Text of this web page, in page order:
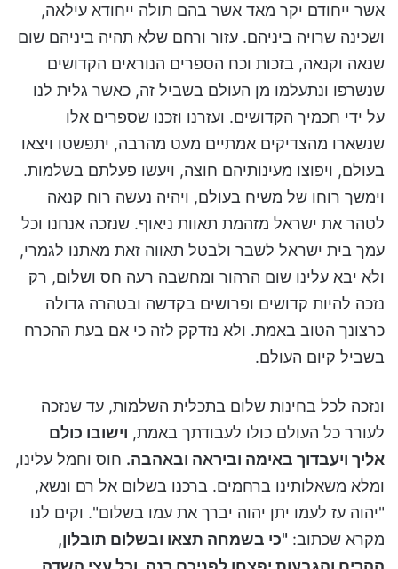
אשר ייחודם יקר מאד אשר בהם תולה ייחודא עילאה,
ושכינה שרויה ביניהם. עזור ורחם שלא תהיה ביניהם שום
שנאה וקנאה, בזכות וכח הספרים הנוראים הקדושים
שנשרפו ונתעלמו מן העולם בשביל זה, כאשר גלית לנו
על ידי חכמיך הקדושים. ועזרנו וזכנו שספרים אלו
שנשארו מהצדיקים אמתיים מעט מהרבה, יתפשטו ויצאו
בעולם, ויפוצו מעינותיהם חוצה, ויעשו פעלתם בשלמות.
וימשך רוחו של משיח בעולם, ויהיה נעשה רוח קנאה
לטהר את ישראל מזהמת תאוות ניאוף. שנזכה אנחנו וכל
עמך בית ישראל לשבר ולבטל תאווה זאת מאתנו לגמרי,
ולא יבא עלינו שום הרהור ומחשבה רעה חס ושלום, רק
נזכה להיות קדושים ופרושים בקדשה ובטהרה גדולה
כרצונך הטוב באמת. ולא נזדקק לזה כי אם בעת ההכרח
בשביל קיום העולם.
ונזכה לכל בחינות שלום בתכלית השלמות, עד שנזכה
לעורר כל העולם כולו לעבודתך באמת, וישובו כולם
אליך ויעבדוך באימה וביראה ובאהבה. חוס וחמל עלינו,
ומלא משאלותינו ברחמים. ברכנו בשלום אל רם ונשא,
"יהוה עז לעמו יתן יהוה יברך את עמו בשלום". וקים לנו
מקרא שכתוב: "כי בשמחה תצאו ובשלום תובלון,